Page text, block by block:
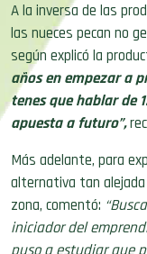
A la inversa de las
las nueces pecan no
según explicó la
años en empezar a
tenes que hablar de
apuesta a futuro”,
Más adelante, para
alternativa tan alejada
zona, comentó:
iniciador del